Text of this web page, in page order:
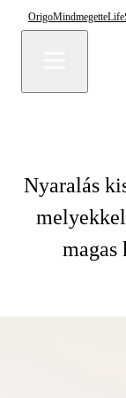
OrigoMindmegetteLife
Nyaralás
magas